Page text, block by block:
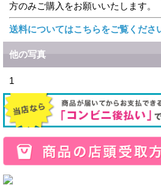
方のみご購入をお願いいたします。
送料についてはこちらをご覧くださ
他の写真
1